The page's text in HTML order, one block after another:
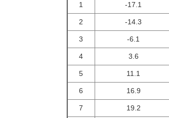
1 -17.1
2 -14.3
3 -6.1
4 3.6
5 11.1
6 16.9
7 19.2